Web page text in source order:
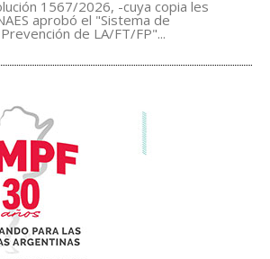
1567/2026, -cuya copia les
aprobó el "Sistema de
de LA/FT/FP"...